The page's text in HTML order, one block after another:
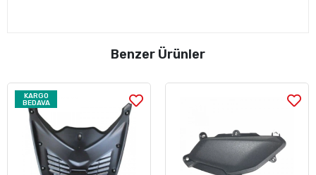
Benzer Ürünler
KARGO
BEDAVA